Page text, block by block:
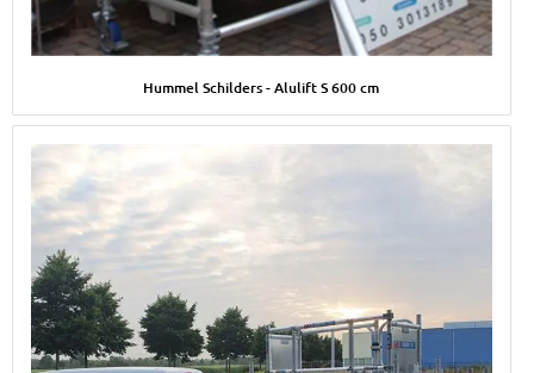
Hummel Schilders - Alulift S 600 cm